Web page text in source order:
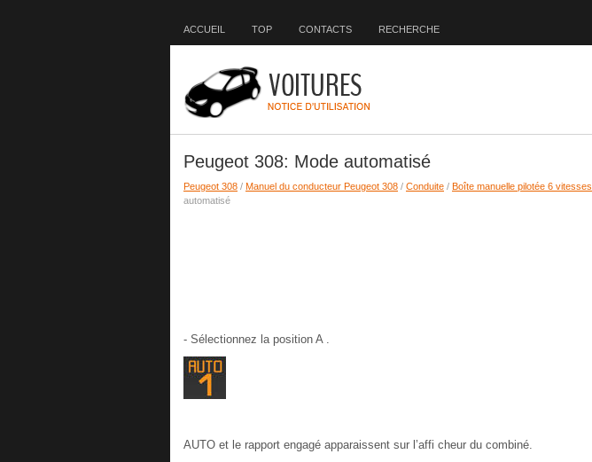
ACCUEIL TOP CONTACTS RECHERCHE
Peugeot 308: Mode automatisé
Peugeot 308 / Manuel du conducteur Peugeot 308 / Conduite / Boîte manuelle pilotée 6 vitesses
automatisé
- Sélectionnez la position A .
AUTO et le rapport engagé apparaissent sur l’affi cheur du combiné.